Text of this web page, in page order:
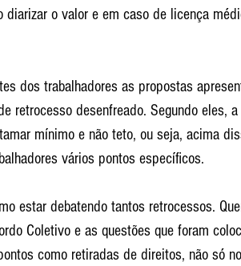
diarizar o valor e em caso de licença
dos trabalhadores as propostas
retrocesso desenfreado. Segundo eles,
mínimo e não teto, ou seja, acima
vários pontos específicos.
estar debatendo tantos retrocessos.
Coletivo e as questões que foram
como retiradas de direitos, não só